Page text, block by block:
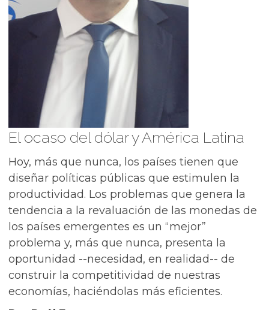
El ocaso del dólar y América Latina
Hoy, más que nunca, los países tienen que
diseñar políticas públicas que estimulen la
productividad. Los problemas que genera la
tendencia a la revaluación de las monedas de
los países emergentes es un “mejor”
problema y, más que nunca, presenta la
oportunidad --necesidad, en realidad-- de
construir la competitividad de nuestras
economías, haciéndolas más eficientes.